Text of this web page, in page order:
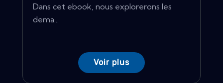
Dans cet ebook, nous explorerons les
dema...
Voir plus